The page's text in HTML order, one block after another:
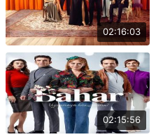
02:16:03
02:15:56